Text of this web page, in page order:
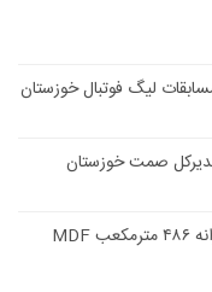
صمت خوزستان
ثبت رکورد تازه در صنعت چوب کشور؛ تولید روزانه ۴۸۶ مترمکعب MDF